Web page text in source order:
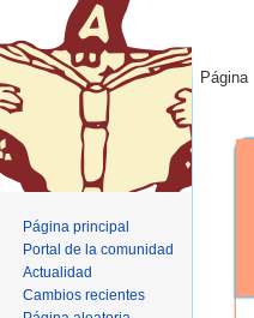
Página
Página principal
Portal de la comunidad
Actualidad
Cambios recientes